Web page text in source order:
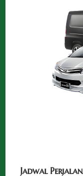
Jadwal